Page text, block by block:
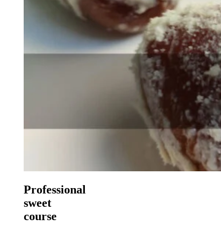
Professional
sweet
course